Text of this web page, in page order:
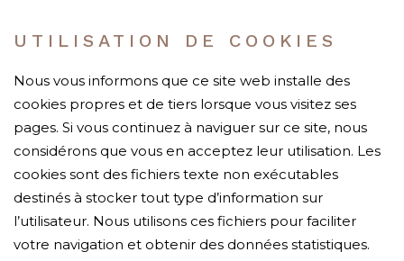
UTILISATION DE COOKIES
Nous vous informons que ce site web installe des
cookies propres et de tiers lorsque vous visitez ses
pages. Si vous continuez à naviguer sur ce site, nous
considérons que vous en acceptez leur utilisation. Les
cookies sont des fichiers texte non exécutables
destinés à stocker tout type d’information sur
l’utilisateur. Nous utilisons ces fichiers pour faciliter
votre navigation et obtenir des données statistiques.